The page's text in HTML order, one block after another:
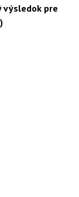
výsledok pre